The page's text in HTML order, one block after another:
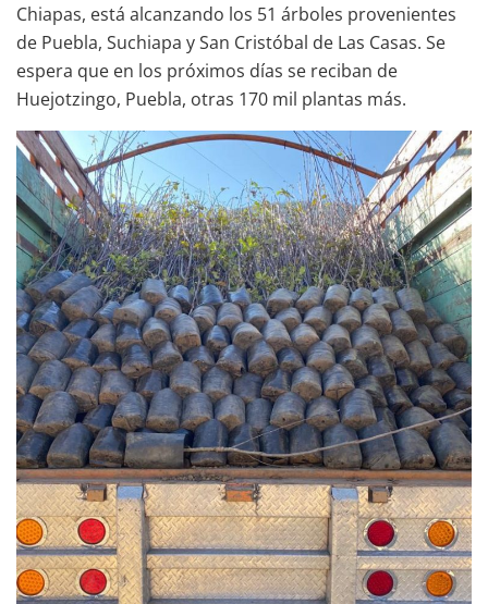
Chiapas, está alcanzando los 51 árboles provenientes
de Puebla, Suchiapa y San Cristóbal de Las Casas. Se
espera que en los próximos días se reciban de
Huejotzingo, Puebla, otras 170 mil plantas más.